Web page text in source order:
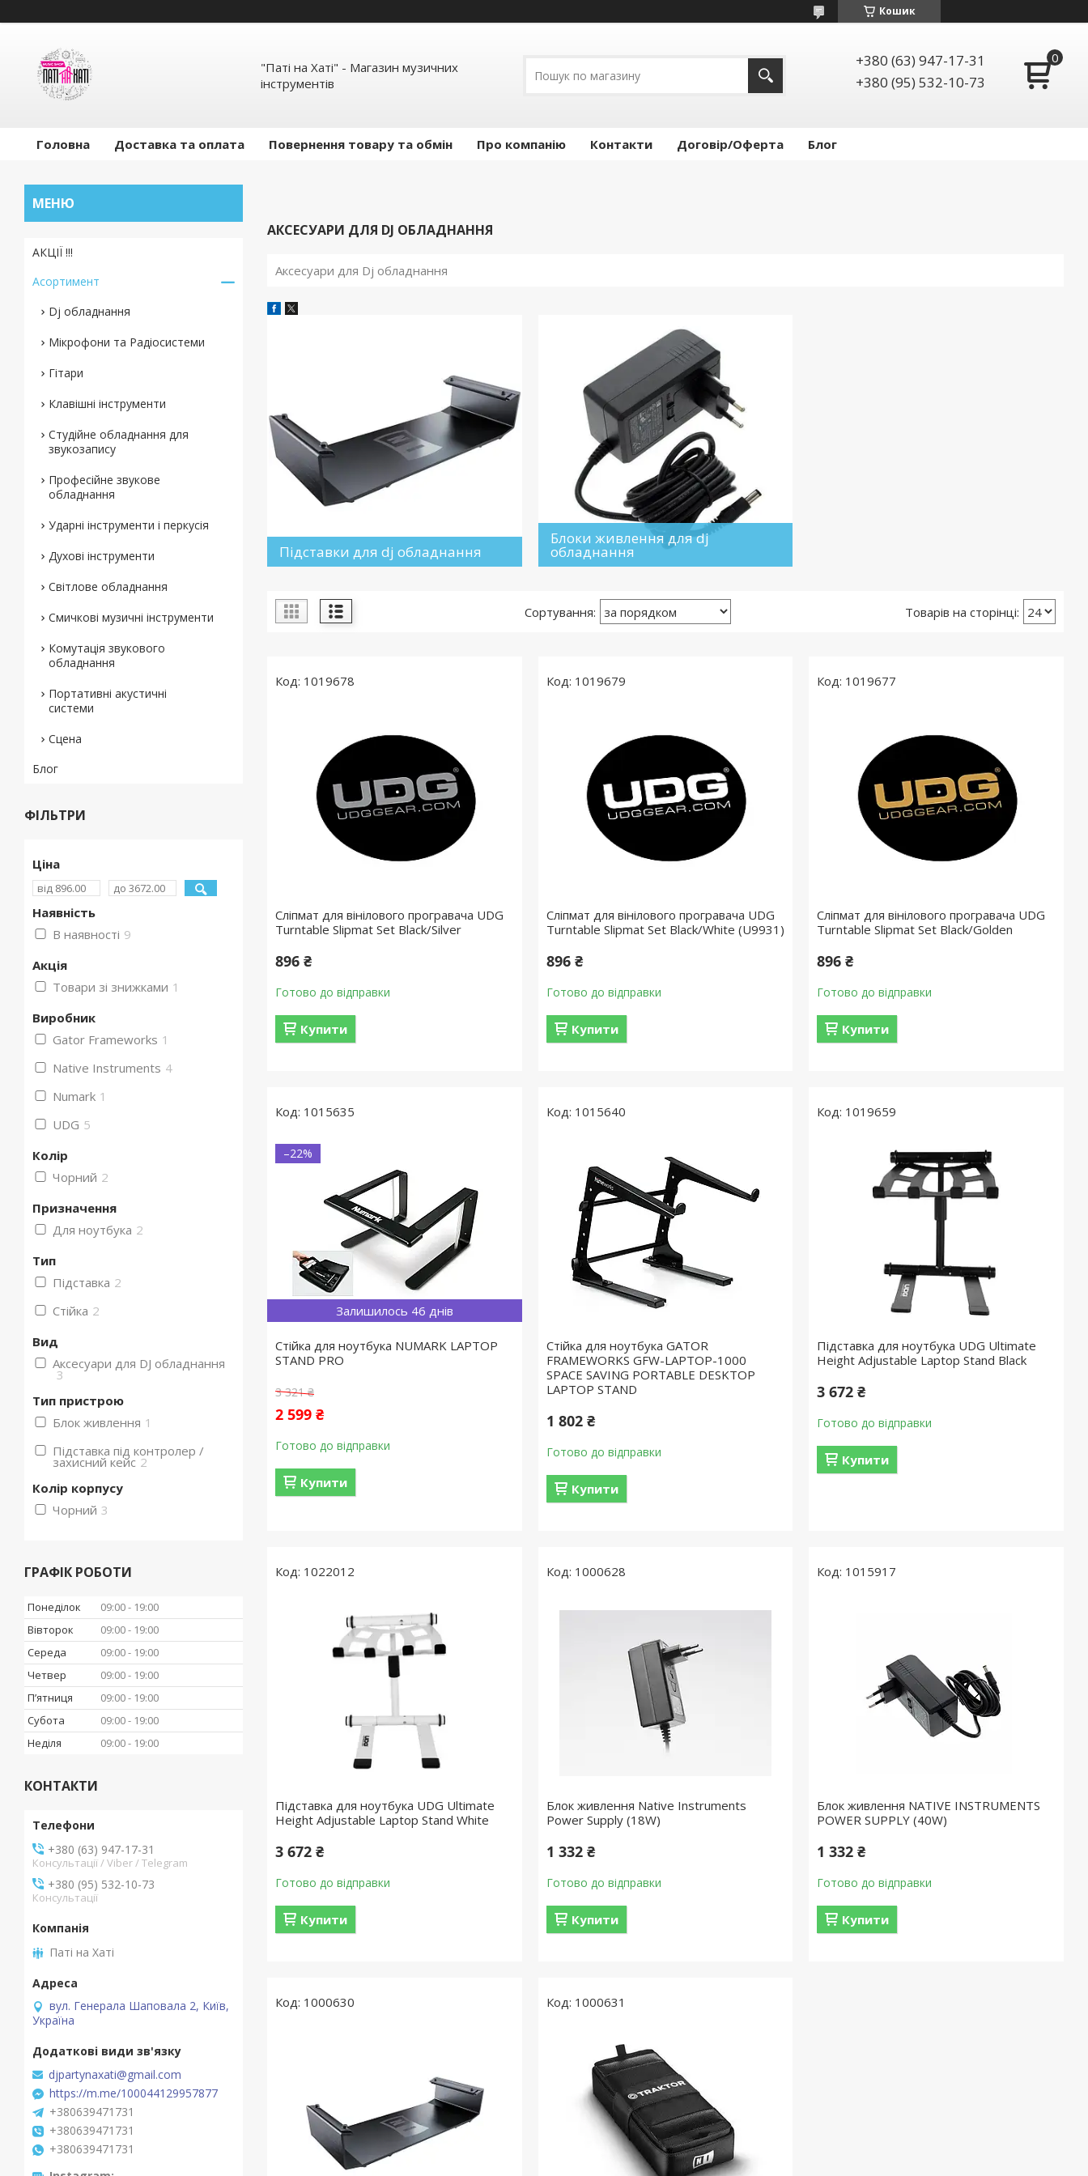
Кошик
"Паті на Хаті" - Магазин музичних
інструментів
+380 (63) 947-17-31
+380 (95) 532-10-73
Головна Доставка та оплата Повернення товару та обмін Про компанію Контакти Договір/Оферта Блог
АКСЕСУАРИ ДЛЯ DJ ОБЛАДНАННЯ
Аксесуари для Dj обладнання
Підставки для dj обладнання
Блоки живлення для dj
обладнання
1019678
Сліпмат для вінілового програвача UDG
Turntable Slipmat Set Black/Silver
896 ₴
Готово до відправки
Купити
1019679
Сліпмат для вінілового програвача UDG
Turntable Slipmat Set Black/White (U9931)
896 ₴
Готово до відправки
Купити
1019677
Сліпмат для вінілового програвача UDG
Turntable Slipmat Set Black/Golden
896 ₴
Готово до відправки
Купити
1015635
Залишилось 46 днів
–22%
Стійка для ноутбука NUMARK LAPTOP
STAND PRO
3 321 ₴
2 599 ₴
Готово до відправки
Купити
1015640
Стійка для ноутбука GATOR
FRAMEWORKS GFW-LAPTOP-1000
SPACE SAVING PORTABLE DESKTOP
LAPTOP STAND
1 802 ₴
Готово до відправки
Купити
1019659
Підставка для ноутбука UDG Ultimate
Height Adjustable Laptop Stand Black
3 672 ₴
Готово до відправки
Купити
1022012
Підставка для ноутбука UDG Ultimate
Height Adjustable Laptop Stand White
3 672 ₴
Готово до відправки
Купити
1000628
Блок живлення Native Instruments
Power Supply (18W)
1 332 ₴
Готово до відправки
Купити
1015917
Блок живлення NATIVE INSTRUMENTS
POWER SUPPLY (40W)
1 332 ₴
Готово до відправки
Купити
1000630 1000631
АКЦІЇ !!!
Асортимент
Dj обладнання
Мікрофони та Радіосистеми
Гітари
Клавішні інструменти
Студійне обладнання для
звукозапису
Професійне звукове
обладнання
Ударні інструменти і перкусія
Духові інструменти
Світлове обладнання
Смичкові музичні інструменти
Комутація звукового
обладнання
Портативні акустичні
системи
Сцена
Блог
ФІЛЬТРИ
Ціна
Наявність
В наявності 9
Акція
Товари зі знижками 1
Виробник
Gator Frameworks 1
Native Instruments 4
Numark 1
UDG 5
Колір
Чорний 2
Призначення
Для ноутбука 2
Тип
Підставка 2
Стійка 2
Вид
Аксесуари для DJ обладнання
3
Тип пристрою
Блок живлення 1
Підставка під контролер /
захисний кейс 2
Колір корпусу
Чорний 3
ГРАФІК РОБОТИ
Понеділок 09:00
19:00
Вівторок
09:00
19:00
Середа
09:00
19:00
Четвер
09:00
19:00
Пʼятниця
09:00
19:00
Субота
09:00
19:00
Неділя
09:00 19:00
КОНТАКТИ
+380 (63) 947-17-31
Консультації / Viber / Telegram
+380 (95) 532-10-73
Консультації
Паті на Хаті
вул. Генерала Шаповала 2, Київ,
Україна
djpartynaxati@gmail.com
https://m.me/100044129957877
+380639471731
+380639471731
+380639471731